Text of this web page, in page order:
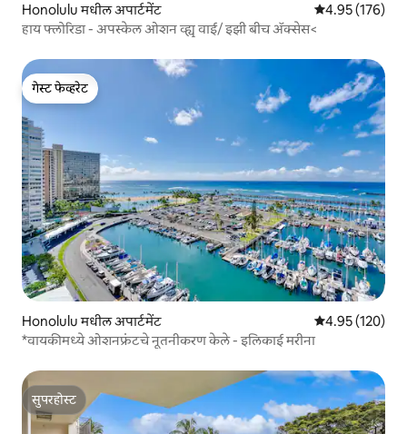
Honolulu मधील अपार्टमेंट 5 पैकी 4.95
4.95 (176)
हाय फ्लोरिडा - अपस्केल ओशन व्ह्यू वाई/ इझी बीच ॲक्सेस<
गेस्ट फेव्हरेट
गेस्ट फेव्हरेट
Honolulu मधील अपार्टमेंट 5 पैकी 4.95
4.95 (120)
*वायकीमध्ये ओशनफ्रंटचे नूतनीकरण केले - इलिकाई मरीना
सुपरहोस्ट
सुपरहोस्ट